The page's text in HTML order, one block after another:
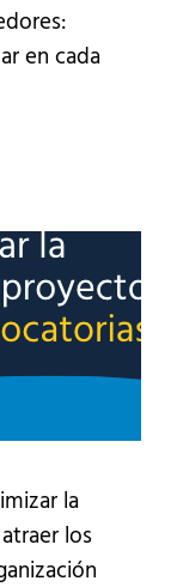
en cada
la
los